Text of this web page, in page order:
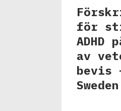
för
ADHD
av
bevis
Sweden